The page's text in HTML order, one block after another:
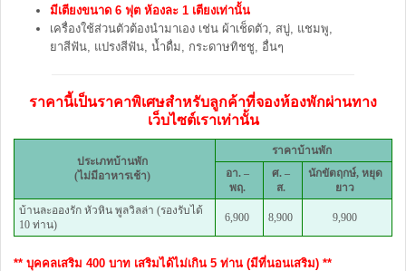
มีเตียงขนาด 6 ฟุต ห้องละ 1 เตียงเท่านั้น
เครื่องใช้ส่วนตัวต้องนำมาเอง เช่น ผ้าเช็ดตัว, สบู่, แชมพู,
ยาสีฟัน, แปรงสีฟัน, น้ำดื่ม, กระดาษทิชชู, อื่นๆ
ราคานี้เป็นราคาพิเศษสำหรับลูกค้าที่จองห้องพักผ่านทาง
เว็บไซต์เราเท่านั้น
ประเภทบ้านพัก
(ไม่มีอาหารเช้า)
ราคาบ้านพัก
อา. –
พฤ.
ศ. –
ส.
นักขัตฤกษ์, หยุด
ยาว
บ้านละอองรัก หัวหิน พูลวิลล่า (รองรับได้
10 ท่าน)
6,900 8,900 9,900
** บุคคลเสริม 400 บาท เสริมได้ไม่เกิน 5 ท่าน (มีที่นอนเสริม) **